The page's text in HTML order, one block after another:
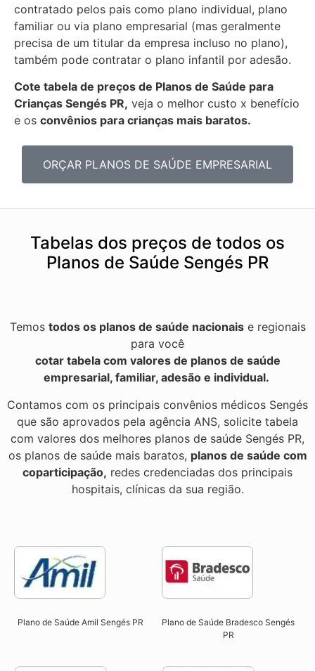
contratado pelos pais como plano individual, plano
familiar ou via plano empresarial (mas geralmente
precisa de um titular da empresa incluso no plano),
também pode contratar o plano infantil por adesão.
Cote tabela de preços de Planos de Saúde para
Crianças Sengés PR, veja o melhor custo x benefício
e os convênios para crianças mais baratos.
ORÇAR PLANOS DE SAÚDE EMPRESARIAL
Tabelas dos preços de todos os
Planos de Saúde Sengés PR
Temos todos os planos de saúde nacionaise regionais
para você
cotar tabela com valores de planos de saúde
empresarial, familiar, adesão e individual.
Contamos com os principais convênios médicos Sengés
que são aprovados pela agência ANS, solicite tabela
com valores dos melhores planos de saúde Sengés PR,
os planos de saúde mais baratos, planos de saúde com
coparticipação, redes credenciadas dos principais
hospitais, clínicas da sua região.
Plano de Saúde Amil Sengés PR
Plano de Saúde Bradesco Sengés
PR